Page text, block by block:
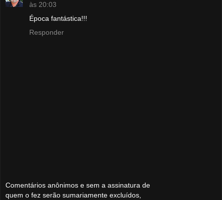
às 20:03
Época fantástica!!!
Responder
Comentários anônimos e sem a assinatura de
quem o fez serão sumariamente excluídos,